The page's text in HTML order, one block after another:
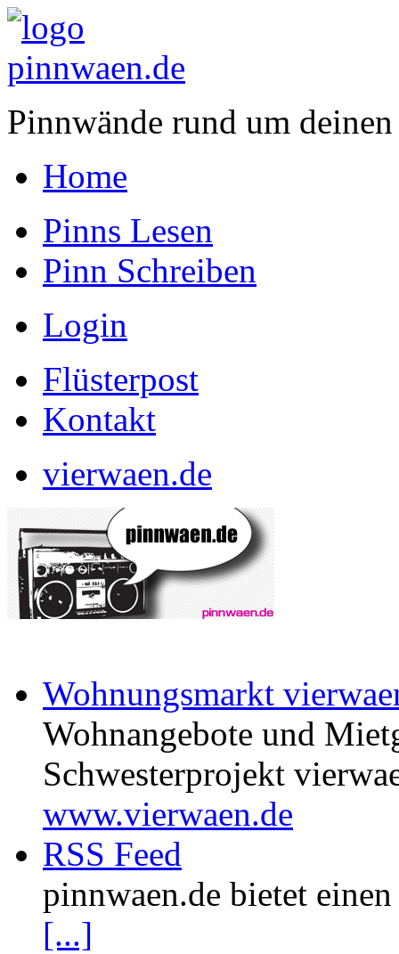
Pinnwände rund um
Home
Pinns Lesen
Pinn Schreiben
Login
Flüsterpost
Kontakt
vierwaen.de
Wohnungsmarkt
Wohnangebote und
Schwesterprojekt
www.vierwaen.de
RSS Feed
pinnwaen.de bietet
[...]